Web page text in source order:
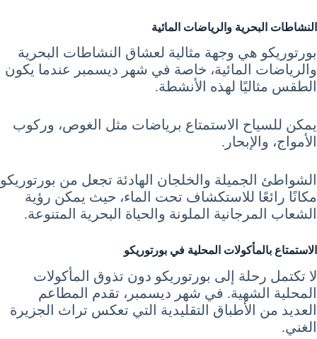
النشاطات البحرية والرياضات المائية
بورتوريكو هي وجهة مثالية لعشاق النشاطات البحرية
والرياضات المائية، خاصة في شهر ديسمبر عندما يكون
الطقس مثاليًا لهذه الأنشطة.
يمكن للسياح الاستمتاع برياضات مثل الغوص، وركوب
الأمواج، والإبحار.
الشواطئ الجميلة والخلجان الهادئة تجعل من بورتوريكو
مكانًا رائعًا للاستكشاف تحت الماء، حيث يمكن رؤية
الشعاب المرجانية الملونة والحياة البحرية المتنوعة.
الاستمتاع بالمأكولات المحلية في بورتوريكو
لا تكتمل رحلة إلى بورتوريكو دون تذوق المأكولات
المحلية الشهية. في شهر ديسمبر، تقدم المطاعم
العديد من الأطباق التقليدية التي تعكس تراث الجزيرة
الغني.